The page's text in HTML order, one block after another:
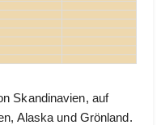
Skandinavien, auf
Alaska und Grönland.